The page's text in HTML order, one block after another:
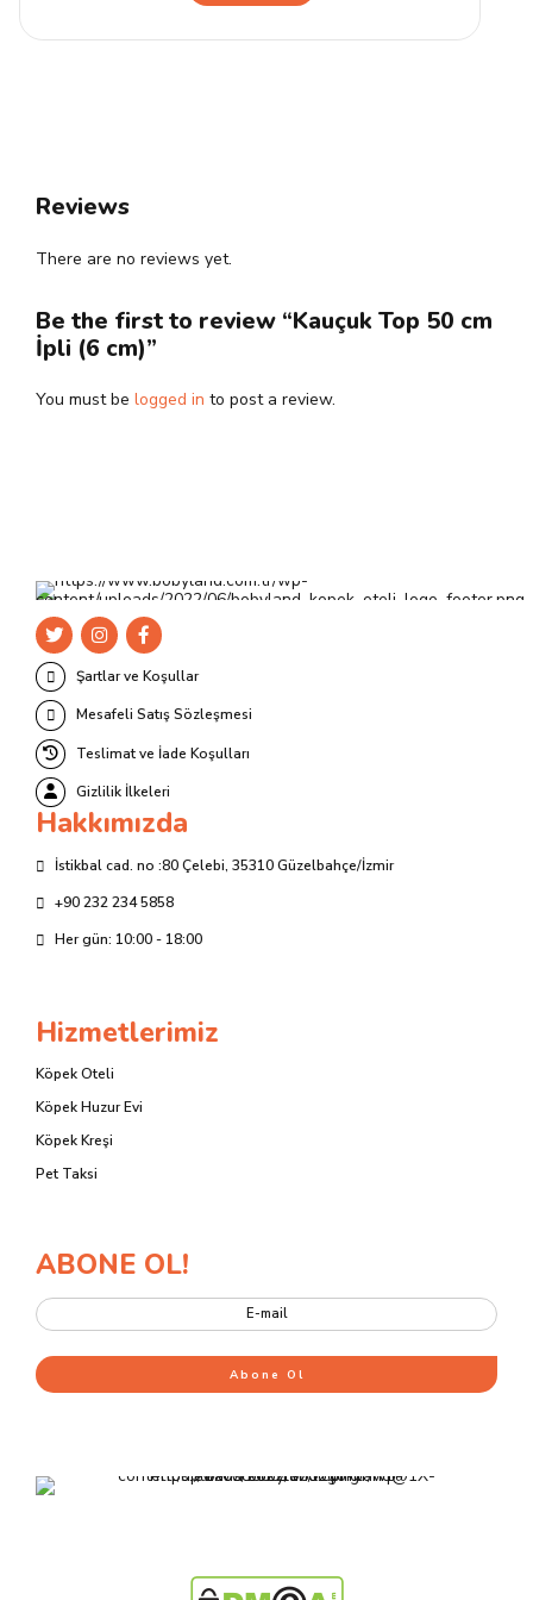
Reviews
There are no reviews yet.
Be the first to review “Kauçuk Top 50 cm
İpli (6 cm)”
You must be logged in to post a review.
Şartlar ve Koşullar
Mesafeli Satış Sözleşmesi
Teslimat ve İade Koşulları
Gizlilik İlkeleri
Hakkımızda
İstikbal cad. no :80 Çelebi, 35310 Güzelbahçe/İzmir
+90 232 234 5858
Her gün: 10:00 - 18:00
Hizmetlerimiz
Köpek Oteli
Köpek Huzur Evi
Köpek Kreşi
Pet Taksi
ABONE OL!